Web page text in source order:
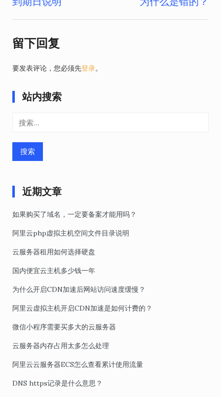
留下回复
要发表评论，您必须先登录。
站内搜索
近期文章
如果购买了域名，一定要备案才能用吗？
阿里云php虚拟主机空间文件目录说明
云服务器租用如何选择硬盘
国内便宜云主机多少钱一年
为什么开启CDN加速后网站访问速度缓慢？
阿里云虚拟主机开启CDN加速是如何计费的？
微信小程序需要买多大的云服务器
云服务器内存占用太多怎么处理
阿里云云服务器ECS怎么查看累计使用流量
DNS https记录是什么意思？